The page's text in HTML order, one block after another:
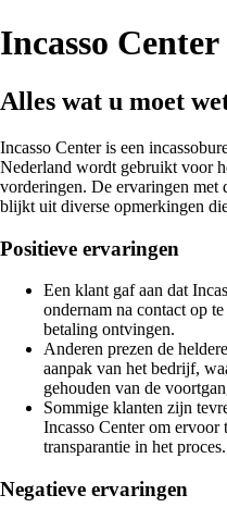
Incasso
Alles wat u moet
Incasso Center is een
Nederland wordt gebruikt voor
vorderingen. De ervaringen met
blijkt uit diverse opmerkingen
Positieve ervaringen
Een klant gaf aan dat
ondernam na contact op
betaling ontvingen.
Anderen prezen de
aanpak van het bedrijf,
gehouden van de
Sommige klanten zijn
Incasso Center om ervoor
transparantie in het proces.
Negatieve ervaringen